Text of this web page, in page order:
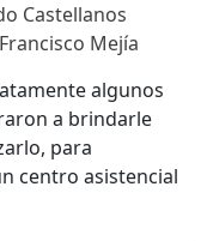
Castellanos
Mejía
algunos
a brindarle
para
centro asistencial